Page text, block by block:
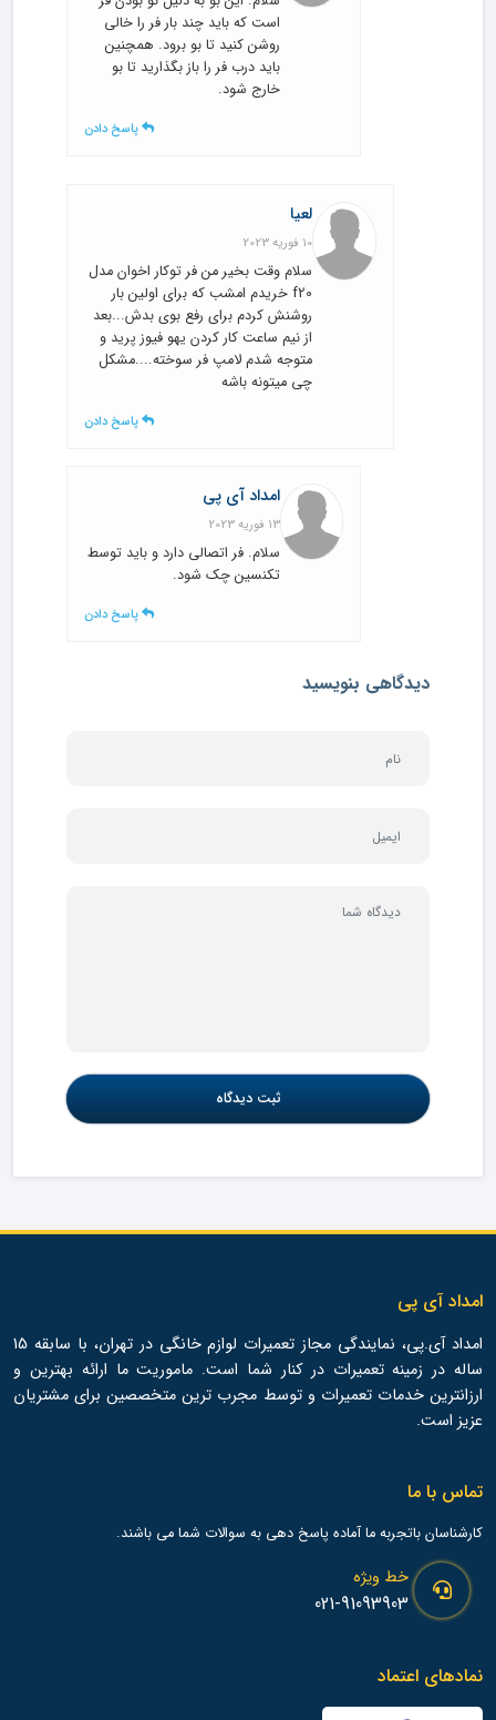
است که باید چند بار فر را خالی
روشن کنید تا بو برود. همچنین
باید درب فر را باز بگذارید تا بو
خارج شود.
پاسخ دادن
لعیا
10 فوریه 2023
سلام وقت بخیر من فر توکار اخوان مدل
f20 خریدم امشب که برای اولین بار
روشنش کردم برای رفع بوی بدش...بعد
از نیم ساعت کار کردن یهو فیوز پرید و
متوجه شدم لامپ فر سوخته....مشکل
چی میتونه باشه
پاسخ دادن
امداد آی پی
13 فوریه 2023
سلام. فر اتصالی دارد و باید توسط
تکنسین چک شود.
پاسخ دادن
دیدگاهی بنویسید
امداد آی پی
امداد آی.پی، نمایندگی مجاز تعمیرات لوازم خانگی در تهران، با سابقه 15
ساله در زمینه تعمیرات در کنار شما است. ماموریت ما ارائه بهترین و
ارزانترین خدمات تعمیرات و توسط مجرب ترین متخصصین برای مشتریان
عزیز است.
تماس با ما
کارشناسان باتجربه ما آماده پاسخ دهی به سوالات شما می باشند.
خط ویژه
021-91093903
نمادهای اعتماد